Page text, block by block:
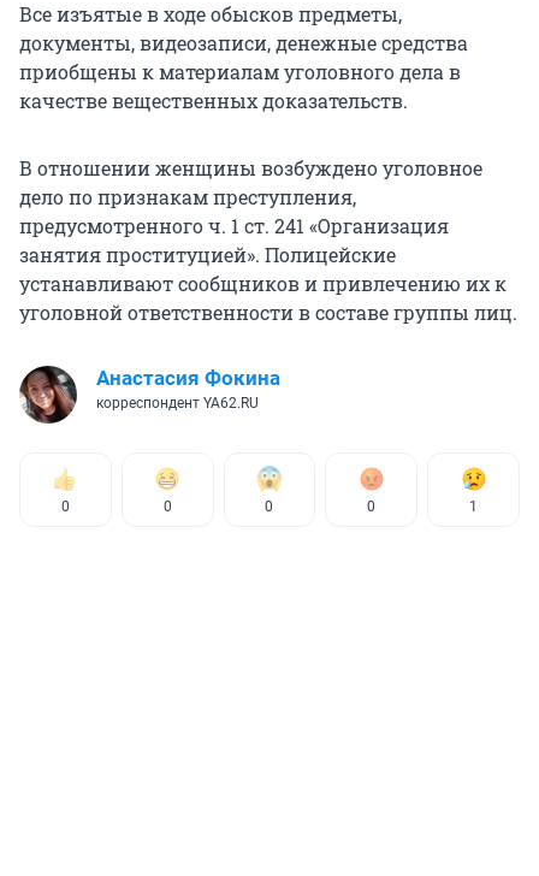
Все изъятые в ходе обысков предметы,
документы, видеозаписи, денежные средства
приобщены к материалам уголовного дела в
качестве вещественных доказательств.
В отношении женщины возбуждено уголовное
дело по признакам преступления,
предусмотренного ч. 1 ст. 241 «Организация
занятия проституцией». Полицейские
устанавливают сообщников и привлечению их к
уголовной ответственности в составе группы лиц.
Анастасия Фокина
корреспондент YA62.RU
0 0 0 0 1